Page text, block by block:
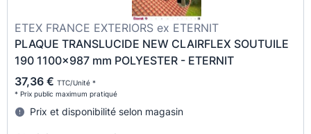
ETEX FRANCE EXTERIORS ex ETERNIT
PLAQUE TRANSLUCIDE NEW CLAIRFLEX SOUTUILE
190 1100x987 mm POLYESTER - ETERNIT
37,36 € TTC/Unité *
* Prix public maximum pratiqué
Prix et disponibilité selon magasin